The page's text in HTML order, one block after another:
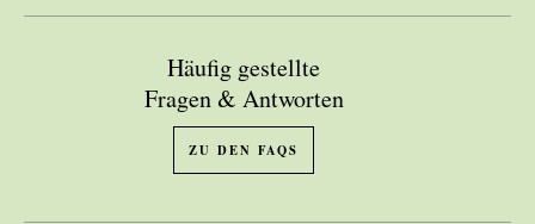
Häufig gestellte
Fragen & Antworten
ZU DEN FAQS